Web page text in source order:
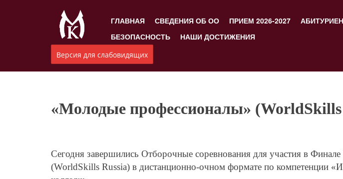
ГЛАВНАЯ СВЕДЕНИЯ ОБ ОО ПРИЕМ 2026-2027
БЕЗОПАСНОСТЬ
НАШИ ДОСТИЖЕНИЯ
Версия для слабовидящих
«Молодые профессионалы» (WorldSkills
Сегодня завершились Отборочные соревнования для участия в
(WorldSkills Russia) в дистанционно-очном формате по компетенции